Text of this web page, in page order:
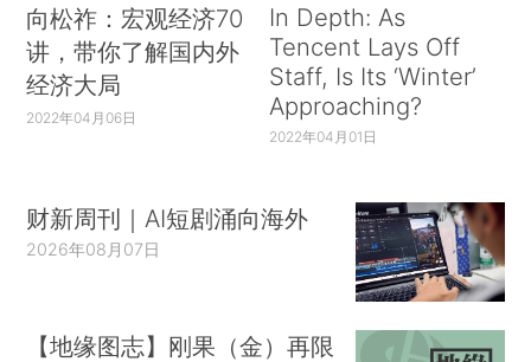
向松祚：宏观经济70
讲，带你了解国内外
经济大局
2022年04月06日
In Depth: As
Tencent Lays Off
Staff, Is Its ‘Winter’
Approaching?
2022年04月01日
财新周刊｜AI短剧涌向海外
2026年08月07日
【地缘图志】刚果（金）再限